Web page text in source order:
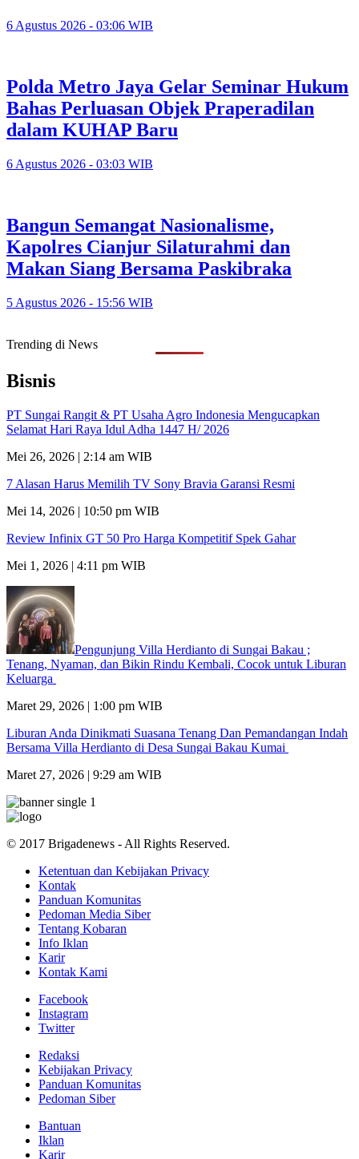
6 Agustus 2026 - 03:06 WIB
Polda Metro Jaya Gelar Seminar Hukum
Bahas Perluasan Objek Praperadilan
dalam KUHAP Baru
6 Agustus 2026 - 03:03 WIB
Bangun Semangat Nasionalisme,
Kapolres Cianjur Silaturahmi dan
Makan Siang Bersama Paskibraka
5 Agustus 2026 - 15:56 WIB
Trending di News
Bisnis
PT Sungai Rangit & PT Usaha Agro Indonesia Mengucapkan
Selamat Hari Raya Idul Adha 1447 H/ 2026
Mei 26, 2026 | 2:14 am WIB
7 Alasan Harus Memilih TV Sony Bravia Garansi Resmi
Mei 14, 2026 | 10:50 pm WIB
Review Infinix GT 50 Pro Harga Kompetitif Spek Gahar
Mei 1, 2026 | 4:11 pm WIB
Pengunjung Villa Herdianto di Sungai Bakau ;
Tenang, Nyaman, dan Bikin Rindu Kembali, Cocok untuk Liburan
Keluarga
Maret 29, 2026 | 1:00 pm WIB
Liburan Anda Dinikmati Suasana Tenang Dan Pemandangan Indah
Bersama Villa Herdianto di Desa Sungai Bakau Kumai
Maret 27, 2026 | 9:29 am WIB
© 2017 Brigadenews - All Rights Reserved.
Ketentuan dan Kebijakan Privacy
Kontak
Panduan Komunitas
Pedoman Media Siber
Tentang Kobaran
Info Iklan
Karir
Kontak Kami
Facebook
Instagram
Twitter
Redaksi
Kebijakan Privacy
Panduan Komunitas
Pedoman Siber
Bantuan
Iklan
Karir